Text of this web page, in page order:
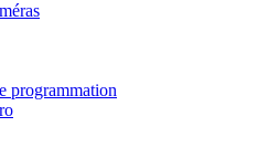
programmation